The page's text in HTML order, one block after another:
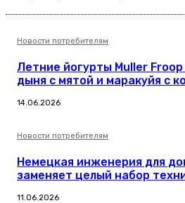
Новости потребителям
Летние йогурты Muller
дыня с мятой и маракуйя с
14.06.2026
Новости потребителям
Немецкая инженерия для
заменяет целый набор
11.06.2026